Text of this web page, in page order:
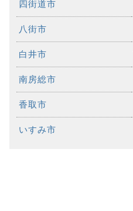
四街道市
八街市
白井市
南房総市
香取市
いすみ市